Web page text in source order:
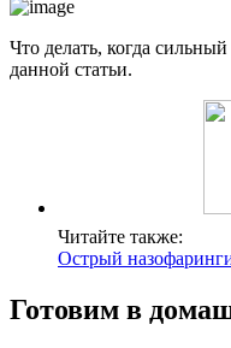
Что делать, когда
данной статьи.
Читайте также:
Острый
Готовим в